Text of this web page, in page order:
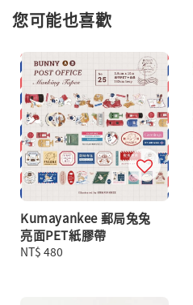
您可能也喜歡
Kumayankee 郵局兔兔
亮面PET紙膠帶
Regular
NT$ 480